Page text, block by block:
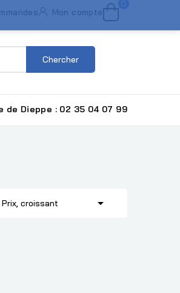
Mon compte
0
Chercher
de Dieppe : 02 35 04 07 99
Prix, croissant 